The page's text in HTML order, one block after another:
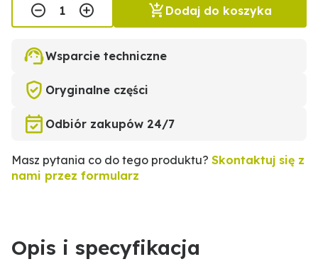
Dodaj do koszyka
Wsparcie techniczne
Oryginalne części
Odbiór zakupów 24/7
Masz pytania co do tego produktu? Skontaktuj się z
nami przez formularz
Opis i specyfikacja